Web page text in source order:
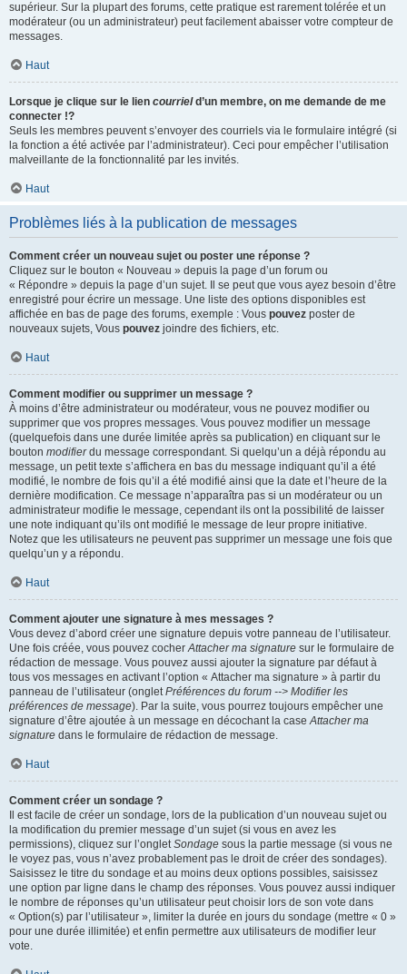
supérieur. Sur la plupart des forums, cette pratique est rarement tolérée et un
modérateur (ou un administrateur) peut facilement abaisser votre compteur de
messages.
Haut
Lorsque je clique sur le lien courrield’un membre, on me demande de me
connecter !?
Seuls les membres peuvent s’envoyer des courriels via le formulaire intégré (si
la fonction a été activée par l’administrateur). Ceci pour empêcher l’utilisation
malveillante de la fonctionnalité par les invités.
Haut
Problèmes liés à la publication de messages
Comment créer un nouveau sujet ou poster une réponse ?
Cliquez sur le bouton « Nouveau » depuis la page d’un forum ou
« Répondre » depuis la page d’un sujet. Il se peut que vous ayez besoin d’être
enregistré pour écrire un message. Une liste des options disponibles est
affichée en bas de page des forums, exemple : Vous pouvez poster de
nouveaux sujets, Vous pouvez joindre des fichiers, etc.
Haut
Comment modifier ou supprimer un message ?
À moins d’être administrateur ou modérateur, vous ne pouvez modifier ou
supprimer que vos propres messages. Vous pouvez modifier un message
(quelquefois dans une durée limitée après sa publication) en cliquant sur le
bouton modifierdu message correspondant. Si quelqu’un a déjà répondu au
message, un petit texte s’affichera en bas du message indiquant qu’il a été
modifié, le nombre de fois qu’il a été modifié ainsi que la date et l’heure de la
dernière modification. Ce message n’apparaîtra pas si un modérateur ou un
administrateur modifie le message, cependant ils ont la possibilité de laisser
une note indiquant qu’ils ont modifié le message de leur propre initiative.
Notez que les utilisateurs ne peuvent pas supprimer un message une fois que
quelqu’un y a répondu.
Haut
Comment ajouter une signature à mes messages ?
Vous devez d’abord créer une signature depuis votre panneau de l’utilisateur.
Une fois créée, vous pouvez cocherAttacher ma signature sur le formulaire de
rédaction de message. Vous pouvez aussi ajouter la signature par défaut à
tous vos messages en activant l’option « Attacher ma signature » à partir du
panneau de l’utilisateur (ongletPréférences du forum --> Modifier les
préférences de message). Par la suite, vous pourrez toujours empêcher une
signature d’être ajoutée à un message en décochant la caseAttacher ma
signature dans le formulaire de rédaction de message.
Haut
Comment créer un sondage ?
Il est facile de créer un sondage, lors de la publication d’un nouveau sujet ou
la modification du premier message d’un sujet (si vous en avez les
permissions), cliquez sur l’ongletSondage sous la partie message (si vous ne
le voyez pas, vous n’avez probablement pas le droit de créer des sondages).
Saisissez le titre du sondage et au moins deux options possibles, saisissez
une option par ligne dans le champ des réponses. Vous pouvez aussi indiquer
le nombre de réponses qu’un utilisateur peut choisir lors de son vote dans
« Option(s) par l’utilisateur », limiter la durée en jours du sondage (mettre « 0 »
pour une durée illimitée) et enfin permettre aux utilisateurs de modifier leur
vote.